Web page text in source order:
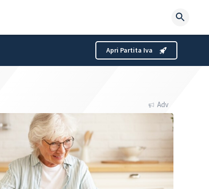
Apri Partita Iva
Adv